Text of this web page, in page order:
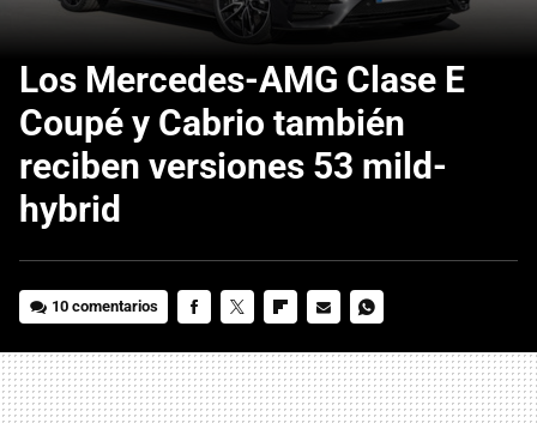
Los Mercedes-AMG Clase E
Coupé y Cabrio también
reciben versiones 53 mild-
hybrid
10 comentarios
MAIL